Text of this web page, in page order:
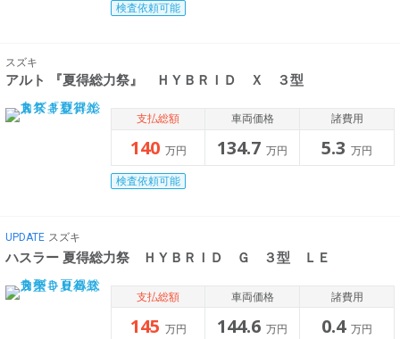
検査依頼可能
スズキ
アルト 『夏得総力祭』 ＨＹＢＲＩＤ Ｘ ３型
支払総額
140 万円
車両価格
134.7 万円
諸費用
5.3 万円
検査依頼可能
UPDATE スズキ
ハスラー 夏得総力祭 ＨＹＢＲＩＤ Ｇ ３型 ＬＥ
支払総額
145 万円
車両価格
144.6 万円
諸費用
0.4 万円